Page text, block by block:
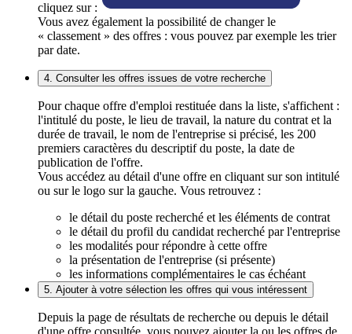
cliquez sur :
Vous avez également la possibilité de changer le
« classement » des offres : vous pouvez par exemple les trier
par date.
4. Consulter les offres issues de votre recherche
Pour chaque offre d'emploi restituée dans la liste, s'affichent :
l'intitulé du poste, le lieu de travail, la nature du contrat et la
durée de travail, le nom de l'entreprise si précisé, les 200
premiers caractères du descriptif du poste, la date de
publication de l'offre.
Vous accédez au détail d'une offre en cliquant sur son intitulé
ou sur le logo sur la gauche. Vous retrouvez :
le détail du poste recherché et les éléments de contrat
le détail du profil du candidat recherché par l'entreprise
les modalités pour répondre à cette offre
la présentation de l'entreprise (si présente)
les informations complémentaires le cas échéant
5. Ajouter à votre sélection les offres qui vous intéressent
Depuis la page de résultats de recherche ou depuis le détail
d'une offre consultée, vous pouvez ajouter la ou les offres de